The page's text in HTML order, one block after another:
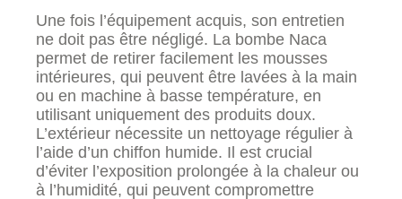
Une fois l’équipement acquis, son entretien
ne doit pas être négligé. La bombe Naca
permet de retirer facilement les mousses
intérieures, qui peuvent être lavées à la main
ou en machine à basse température, en
utilisant uniquement des produits doux.
L’extérieur nécessite un nettoyage régulier à
l’aide d’un chiffon humide. Il est crucial
d’éviter l’exposition prolongée à la chaleur ou
à l’humidité, qui peuvent compromettre